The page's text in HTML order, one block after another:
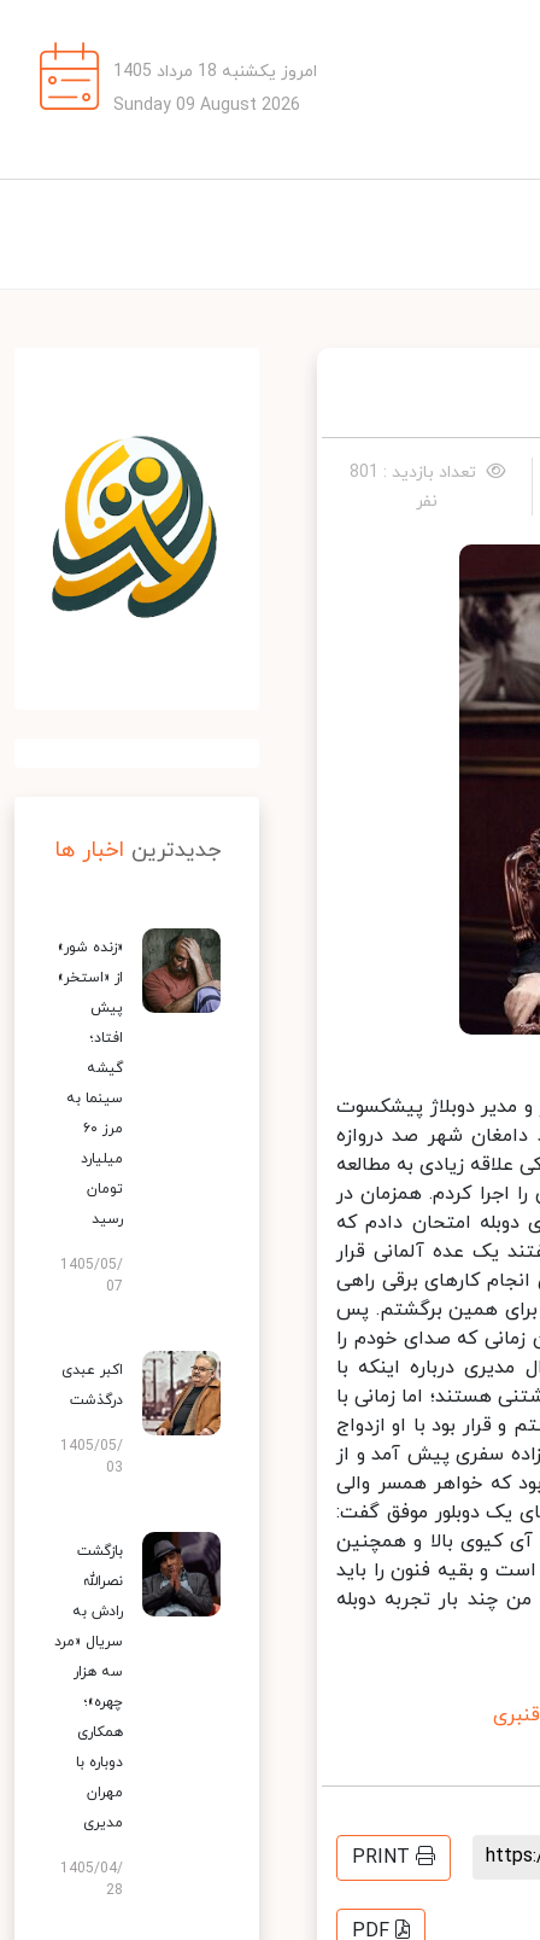
امروز یکشنبه 18 مرداد 1405
Sunday 09 August 2026
تعداد بازدید : 801
نفر
مدیر دوبلاژ پیشکسوت
شهر صد دروازه
علاقه زیادی به مطالعه
را اجرا کردم. همزمان در
امتحان دادم که
یک عده آلمانی قرار
انجام کارهای برقی راهی
همین برگشتم. پس
که صدای خودم را
درباره اینکه با
هستند؛ اما زمانی با
بود با او ازدواج
سفری پیش آمد و از
خواهر همسر والی
یک دوبلور موفق گفت:
بالا و همچنین
استعداد ذاتی است و بقیه فنون را باید
بار تجربه دوبله
PRINT
PDF
جدیدترین اخبار ها
«زنده شور»
از «استخر»
پیش
افتاد؛
گیشه
سینما به
مرز ۶۰
میلیارد
تومان
رسید
1405/05/
07
اکبر عبدی
درگذشت
1405/05/
03
بازگشت
نصرالله
رادش به
سریال «مرد
سه هزار
چهره»؛
همکاری
دوباره با
مهران
مدیری
1405/04/
28